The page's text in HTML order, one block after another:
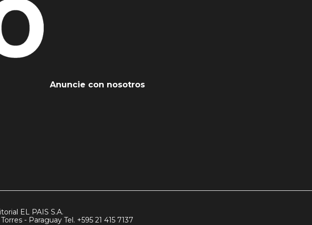
Anuncie con nosotros
EL PAIS S.A.
- Paraguay Tel. +595 21 415 7137